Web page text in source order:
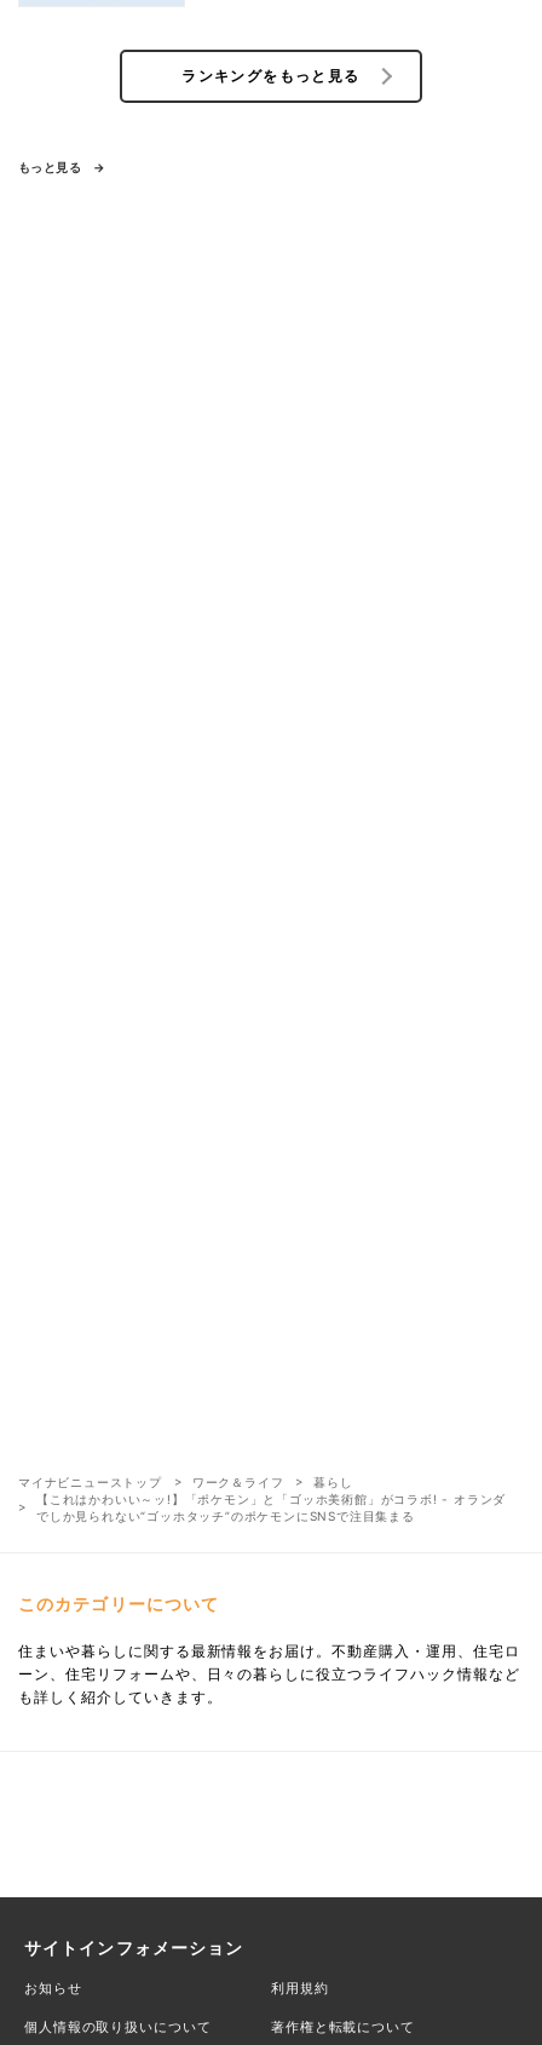
ランキングをもっと見る
もっと見る
マイナビニューストップ ワーク＆ライフ
暮らし
【これはかわいい～ッ!】「ポケモン」と「ゴッホ美術館」がコラボ! - オランダ
でしか見られない“ゴッホタッチ”のポケモンにSNSで注目集まる
このカテゴリーについて
住まいや暮らしに関する最新情報をお届け。不動産購入・運用、住宅ロ
ーン、住宅リフォームや、日々の暮らしに役立つライフハック情報など
も詳しく紹介していきます。
サイトインフォメーション
お知らせ 利用規約
個人情報の取り扱いについて 著作権と転載について